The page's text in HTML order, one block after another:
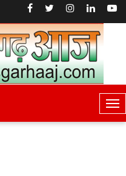
T
o